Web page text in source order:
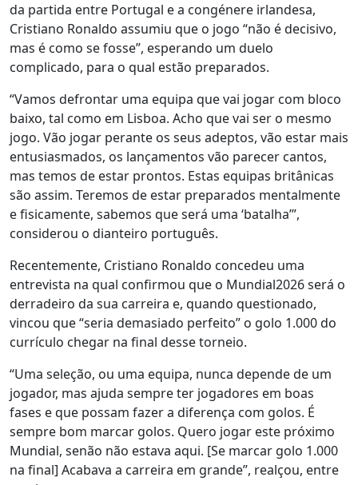
da partida entre Portugal e a congénere irlandesa,
Cristiano Ronaldo assumiu que o jogo “não é decisivo,
mas é como se fosse”, esperando um duelo
complicado, para o qual estão preparados.
“Vamos defrontar uma equipa que vai jogar com bloco
baixo, tal como em Lisboa. Acho que vai ser o mesmo
jogo. Vão jogar perante os seus adeptos, vão estar mais
entusiasmados, os lançamentos vão parecer cantos,
mas temos de estar prontos. Estas equipas britânicas
são assim. Teremos de estar preparados mentalmente
e fisicamente, sabemos que será uma ‘batalha’”,
considerou o dianteiro português.
Recentemente, Cristiano Ronaldo concedeu uma
entrevista na qual confirmou que o Mundial2026 será o
derradeiro da sua carreira e, quando questionado,
vincou que “seria demasiado perfeito” o golo 1.000 do
currículo chegar na final desse torneio.
“Uma seleção, ou uma equipa, nunca depende de um
jogador, mas ajuda sempre ter jogadores em boas
fases e que possam fazer a diferença com golos. É
sempre bom marcar golos. Quero jogar este próximo
Mundial, senão não estava aqui. [Se marcar golo 1.000
na final] Acabava a carreira em grande”, realçou, entre